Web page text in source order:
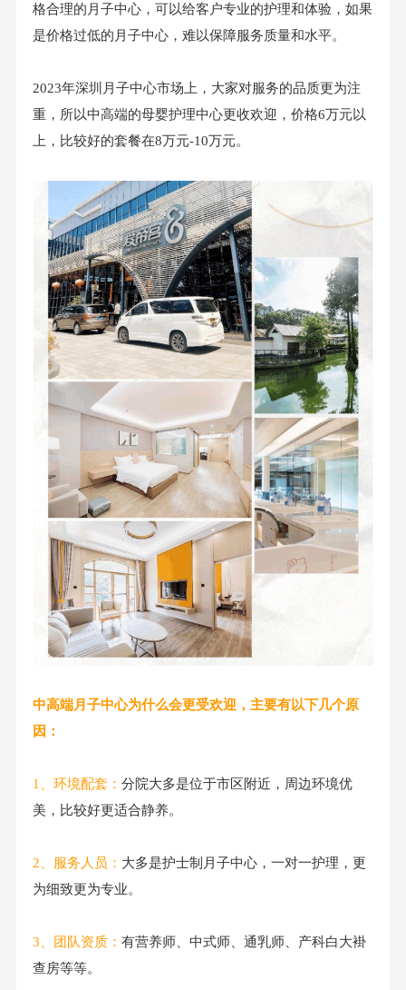
格合理的月子中心，可以给客户专业的护理和体验，如果
是价格过低的月子中心，难以保障服务质量和水平。
2023年深圳月子中心市场上，大家对服务的品质更为注
重，所以中高端的母婴护理中心更收欢迎，价格6万元以
上，比较好的套餐在8万元-10万元。
中高端月子中心为什么会更受欢迎，主要有以下几个原
因：
1、环境配套 ： 分院大多是位于市区附近，周边环境优
美，比较好更适合静养。
2、服务人员： 大多是护士制月子中心，一对一护理，更
为细致更为专业。
3、团队资质： 有营养师、中式师、通乳师、产科白大褂
查房等等。